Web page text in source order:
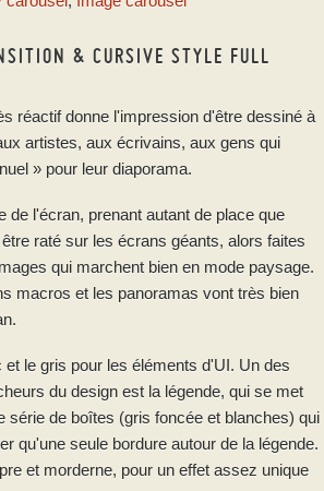
& CURSIVE STYLE FULL
réactif donne l'impression d'être dessiné à
artistes, aux écrivains, aux gens qui
» pour leur diaporama.
de l'écran, prenant autant de place que
raté sur les écrans géants, alors faites
qui marchent bien en mode paysage.
macros et les panoramas vont très bien
et le gris pour les éléments d'UI. Un des
du design est la légende, qui se met
série de boîtes (gris foncée et blanches) qui
qu'une seule bordure autour de la légende.
et morderne, pour un effet assez unique